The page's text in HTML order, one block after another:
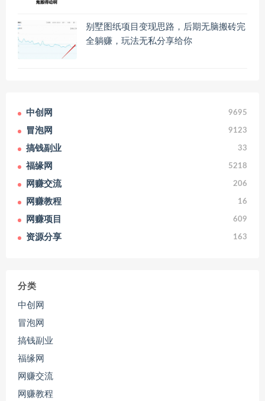
别墅图纸项目变现思路，后期无脑搬砖完
全躺赚，玩法无私分享给你
中创网 9695
冒泡网 9123
搞钱副业 33
福缘网 5218
网赚交流 206
网赚教程 16
网赚项目 609
资源分享 163
分类
中创网
冒泡网
搞钱副业
福缘网
网赚交流
网赚教程